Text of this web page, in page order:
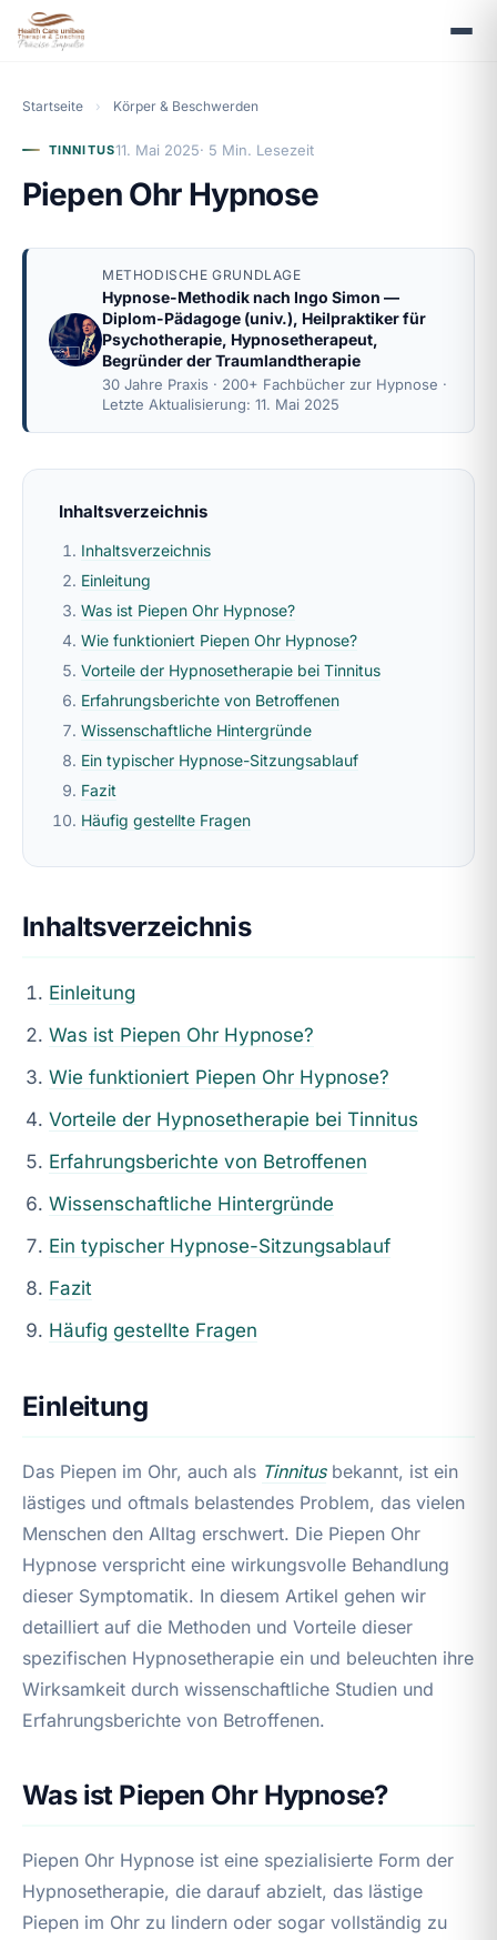
Startseite › Körper & Beschwerden
TINNITUS11. Mai 2025· 5 Min. Lesezeit
Piepen Ohr Hypnose
METHODISCHE GRUNDLAGE
Hypnose-Methodik nach Ingo Simon —
Diplom-Pädagoge (univ.), Heilpraktiker für
Psychotherapie, Hypnosetherapeut,
Begründer der Traumlandtherapie
30 Jahre Praxis · 200+ Fachbücher zur Hypnose ·
Letzte Aktualisierung: 11. Mai 2025
Inhaltsverzeichnis
Inhaltsverzeichnis
Einleitung
Was ist Piepen Ohr Hypnose?
Wie funktioniert Piepen Ohr Hypnose?
Vorteile der Hypnosetherapie bei Tinnitus
Erfahrungsberichte von Betroffenen
Wissenschaftliche Hintergründe
Ein typischer Hypnose-Sitzungsablauf
Fazit
Häufig gestellte Fragen
Inhaltsverzeichnis
Einleitung
Was ist Piepen Ohr Hypnose?
Wie funktioniert Piepen Ohr Hypnose?
Vorteile der Hypnosetherapie bei Tinnitus
Erfahrungsberichte von Betroffenen
Wissenschaftliche Hintergründe
Ein typischer Hypnose-Sitzungsablauf
Fazit
Häufig gestellte Fragen
Einleitung
Das Piepen im Ohr, auch als Tinnitusbekannt, ist ein
lästiges und oftmals belastendes Problem, das vielen
Menschen den Alltag erschwert. Die Piepen Ohr
Hypnose verspricht eine wirkungsvolle Behandlung
dieser Symptomatik. In diesem Artikel gehen wir
detailliert auf die Methoden und Vorteile dieser
spezifischen Hypnosetherapie ein und beleuchten ihre
Wirksamkeit durch wissenschaftliche Studien und
Erfahrungsberichte von Betroffenen.
Was ist Piepen Ohr Hypnose?
Piepen Ohr Hypnose ist eine spezialisierte Form der
Hypnosetherapie, die darauf abzielt, das lästige
Piepen im Ohr zu lindern oder sogar vollständig zu